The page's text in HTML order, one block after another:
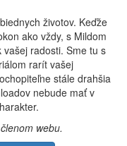
životov. Keďže
ako vždy, s Mildom
radosti. Sme tu s
rarít vašej
stále drahšia
nebude mať v
webu.